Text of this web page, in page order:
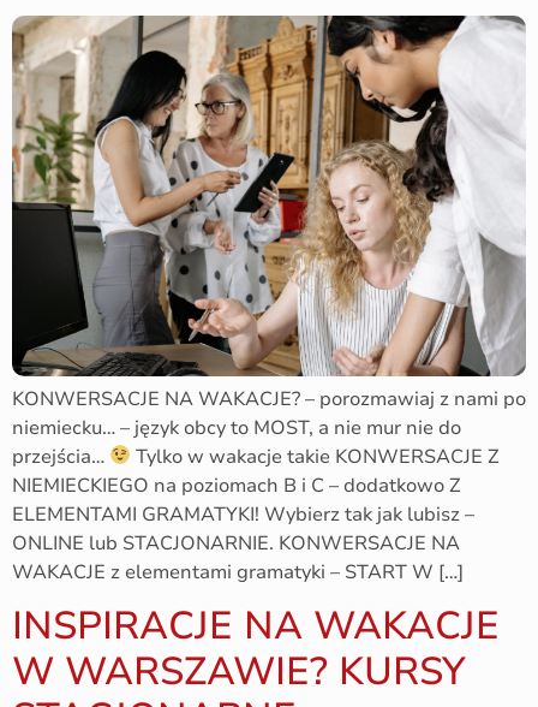
KONWERSACJE NA WAKACJE? – porozmawiaj z nami po
niemiecku… – język obcy to MOST, a nie mur nie do
przejścia…
Tylko w wakacje takie KONWERSACJE Z
NIEMIECKIEGO na poziomach B i C – dodatkowo Z
ELEMENTAMI GRAMATYKI! Wybierz tak jak lubisz –
ONLINE lub STACJONARNIE. KONWERSACJE NA
WAKACJE z elementami gramatyki – START W […]
INSPIRACJE NA WAKACJE
W WARSZAWIE? KURSY